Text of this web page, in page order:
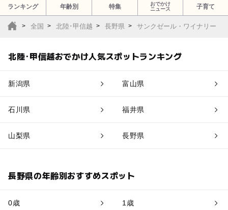
ランキング 年齢別 特集
おでかけ
ニュース
子育て
全国 北陸･甲信越 長野県 サンクゼール・ワイナリー
北陸･甲信越おでかけ人気スポットランキング
新潟県 富山県
石川県 福井県
山梨県 長野県
長野県の年齢別おすすめスポット
0歳 1歳